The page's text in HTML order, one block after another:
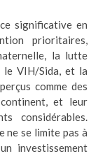
significative en
prioritaires,
la lutte
le VIH/Sida, et la
comme des
et leur
considérables.
ne se limite pas à
investissement